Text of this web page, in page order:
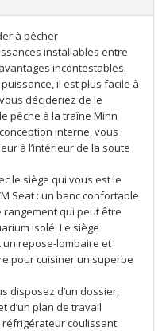
à pêcher
installables entre
incontestables.
il est plus facile à
décideriez de le
pêche à la traîne Minn
interne, vous
à l’intérieur de la soute
le siège qui vous est le
Seat : un banc confortable
rangement qui peut être
isolé. Le siège
repose-lombaire et
pour cuisiner un superbe
disposez d’un dossier,
d’un plan de travail
réfrigérateur coulissant